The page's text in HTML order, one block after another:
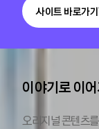
사이트 바로가기
이야기로 이
오리지널 콘텐츠